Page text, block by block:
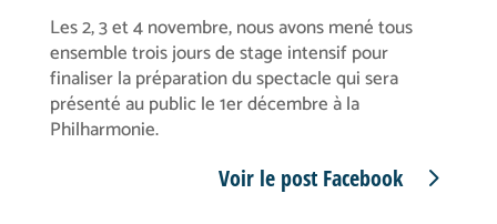
Les 2, 3 et 4 novembre, nous avons mené tous
ensemble trois jours de stage intensif pour
finaliser la préparation du spectacle qui sera
présenté au public le 1er décembre à la
Philharmonie.
Voir le post Facebook